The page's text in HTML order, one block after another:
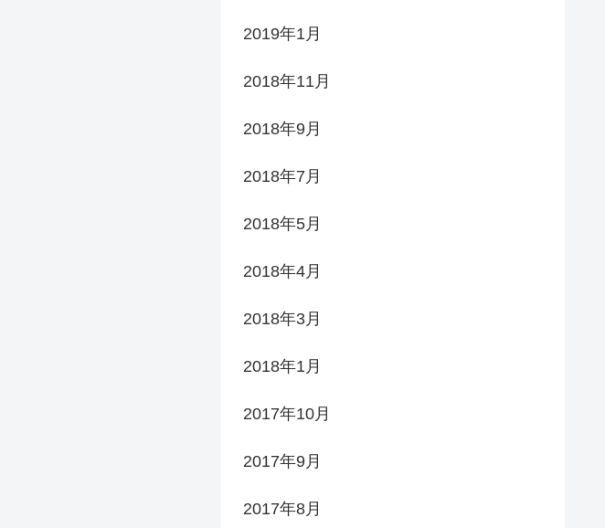
2019年1月
2018年11月
2018年9月
2018年7月
2018年5月
2018年4月
2018年3月
2018年1月
2017年10月
2017年9月
2017年8月